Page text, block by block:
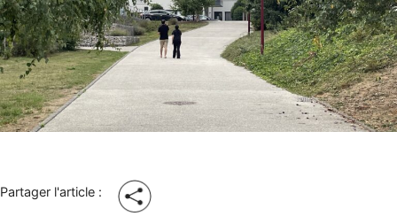
Partager l'article :